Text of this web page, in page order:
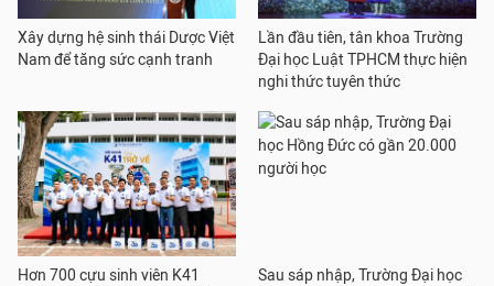
Xây dựng hệ sinh thái Dược Việt
Nam để tăng sức cạnh tranh
Lần đầu tiên, tân khoa Trường
Đại học Luật TPHCM thực hiện
nghi thức tuyên thức
Hơn 700 cựu sinh viên K41
Sau sáp nhập, Trường Đại học